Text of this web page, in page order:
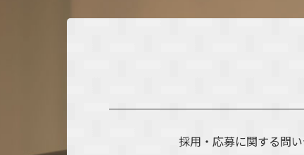
採用・応募に関する問